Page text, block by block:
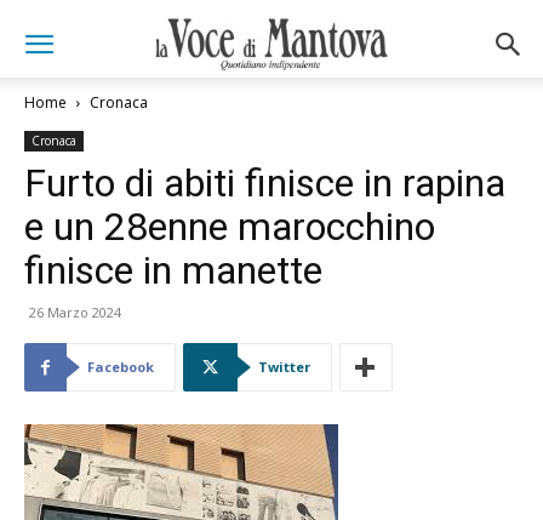
Home Cronaca
Cronaca
Furto di abiti finisce in rapina
e un 28enne marocchino
finisce in manette
26 Marzo 2024
Facebook Twitter